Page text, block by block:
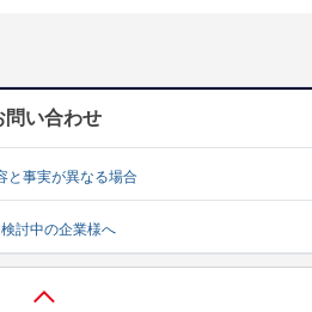
ト
お役立ち記事・相談室など
就活チャンネル
問い合わせ
と事実が異なる場合
討中の企業様へ